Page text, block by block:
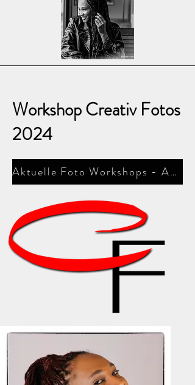
Workshop Creativ Fotos
2024
Aktuelle Foto Workshops - Anselm F. Wunderer